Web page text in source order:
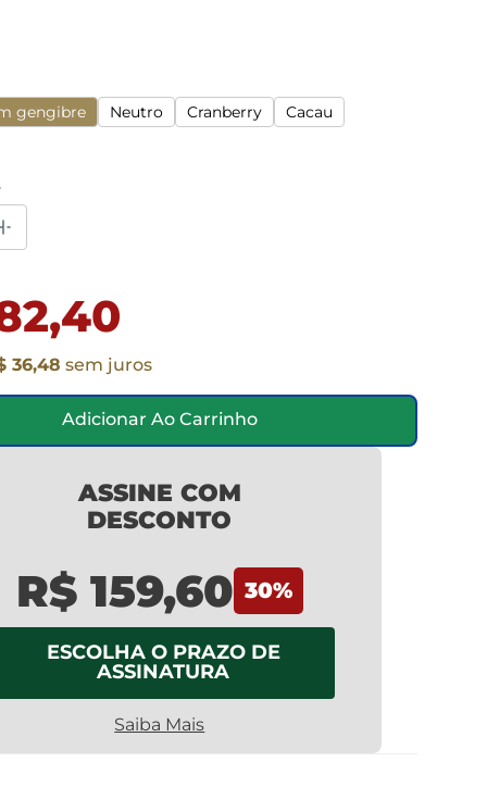
gengibre Neutro Cranberry Cacau
36,48 sem juros
Adicionar Ao Carrinho
ASSINE COM
DESCONTO
Saiba Mais
R$ 159,60 30%
ESCOLHA O PRAZO DE
ASSINATURA